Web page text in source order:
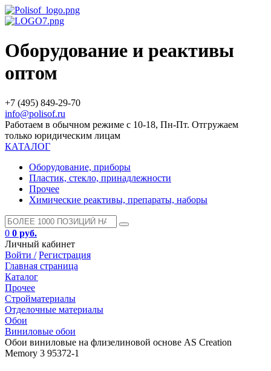
Оборудование и реактивы
оптом
+7 (495) 849-29-70
info@polisof.ru
Работаем в обычном режиме с 10-18, Пн-Пт. Отгружаем
только юридическим лицам
КАТАЛОГ
Оборудование, приборы
Пластик, стекло, принадлежности
Прочее
Химические реактивы, препараты, наборы
0 0 руб.
Личный кабинет
Войти / Регистрация
Главная страница
Каталог
Прочее
Стройматериалы
Отделочные материалы
Обои
Виниловые обои
Обои виниловые на флизелиновой основе AS Creation
Memory 3 95372-1